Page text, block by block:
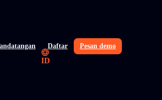
Daftar Pesan demo
ID